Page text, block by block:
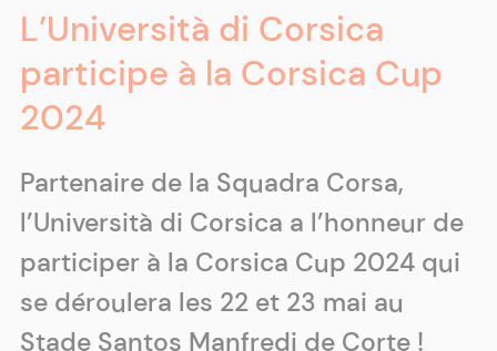
L’Università di Corsica
participe à la Corsica Cup
2024
Partenaire de la Squadra Corsa,
l’Università di Corsica a l’honneur de
participer à la Corsica Cup 2024 qui
se déroulera les 22 et 23 mai au
Stade Santos Manfredi de Corte !